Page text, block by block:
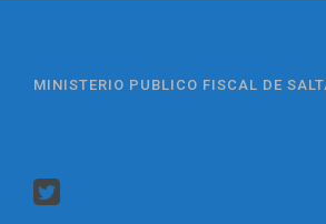
MINISTERIO PUBLICO FISCAL DE